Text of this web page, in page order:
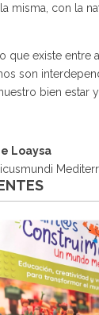
misma, con la
que existe entre
son
bien estar
Loaysa